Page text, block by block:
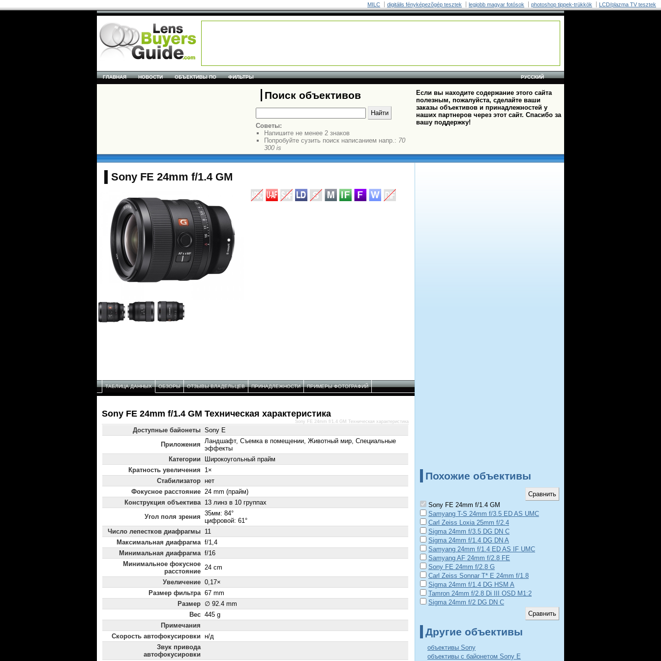
MILC digitális fényképezõgép tesztek legjobb magyar fotósok photoshop tippek-trükkök LCD/plazma TV tesztek
РУССКИЙ
ГЛАВНАЯ НОВОСТИ ОБЪЕКТИВЫ ПО ФИЛЬТРЫ
Поиск объективов
Советы:
Напишите не менее 2 знаков
Попробуйте сузить поиск написанием напр.: 70
300 is
Если вы находите содержание этого сайта
полезным, пожалуйста, сделайте ваши
заказы объективов и принадлежностей у
наших партнеров через этот сайт. Спасибо за
вашу поддержку!
Sony FE 24mm f/1.4 GM
ТАБЛИЦА ДАННЫХ ОБЗОРЫ ОТЗЫВЫ ВЛАДЕЛЬЦЕВ ПРИНАДЛЕЖНОСТИ ПРИМЕРЫ ФОТОГРАФИЙ
Sony FE 24mm f/1.4 GM Техническая характеристика
Доступные байонеты Sony E
Приложения Ландшафт, Съемка в помещении, Животный мир, Специальные
эффекты
Категории
Широкоугольный прайм
Кратность увеличения
1×
Стабилизатор нет
Фокусное расстояние 24 mm (прайм)
Конструкция объектива 13 линз в 10 группах
Угол поля зрения 35мм: 84°
цифровой: 61°
Число лепестков диафрагмы 11
Максимальная диафрагма f/1,4
Минимальная диафрагма f/16
Минимальное фокусное
расстояние
24 cm
Увеличение 0,17×
Размер фильтра 67 mm
Размер ∅ 92.4 mm
Вес 445 g
Примечания
Скорость автофокусировки н/д
Звук привода
автофокусировки
Sony FE 24mm f/1.4 GM Техническая характеристика
Похожие объективы
Sony FE 24mm f/1.4 GM
Samyang T-S 24mm f/3.5 ED AS UMC
Carl Zeiss Loxia 25mm f/2.4
Sigma 24mm f/3.5 DG DN C
Sigma 24mm f/1.4 DG DN A
Samyang 24mm f/1.4 ED AS IF UMC
Samyang AF 24mm f/2.8 FE
Sony FE 24mm f/2.8 G
Carl Zeiss Sonnar T* E 24mm f/1.8
Sigma 24mm f/1.4 DG HSM A
Tamron 24mm f/2.8 Di III OSD M1:2
Sigma 24mm f/2 DG DN C
Другие объективы
объективы Sony
объективы с байонетом Sony E